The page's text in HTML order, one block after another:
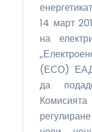
14 март
на
(ЕСО) ЕАД
да